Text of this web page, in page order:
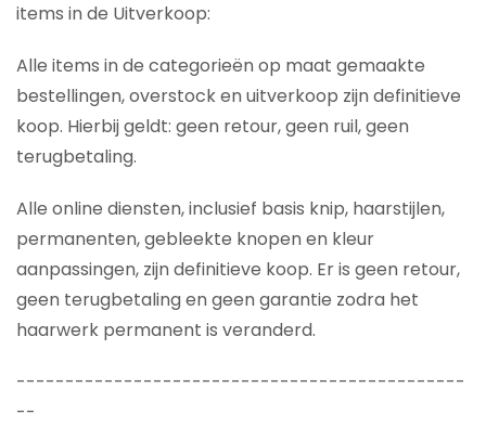
items in de Uitverkoop:
Alle items in de categorieën op maat gemaakte
bestellingen, overstock en uitverkoop zijn definitieve
koop. Hierbij geldt: geen retour, geen ruil, geen
terugbetaling.
Alle online diensten, inclusief basis knip, haarstijlen,
permanenten, gebleekte knopen en kleur
aanpassingen, zijn definitieve koop. Er is geen retour,
geen terugbetaling en geen garantie zodra het
haarwerk permanent is veranderd.
----------------------------------------------
--